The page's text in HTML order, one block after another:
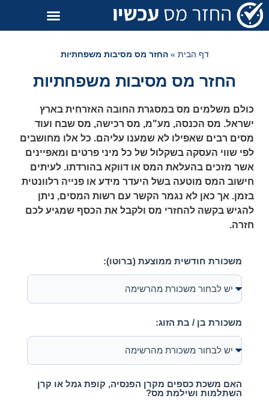
דף הבית »החזר מס מסיבות משפחתיות
החזר מס מסיבות משפחתיות
כולם משלמים מס במסגרת החובה האזרחית בארץ
ישראל. מס הכנסה, מע"מ, מס רכישה, מס שבח ועוד
מסים רבים שאפילו לא שמענו עליהם. כל אלו מחושבים
לפי שווי העסקה בשקלול של כל מיני פרטים ומאפיינים
אשר מזכים בהעלאת המס או דווקא בהורדתו. לעיתים
חישוב המס מוטעה בשל היעדר מידע או פנייה רלוונטית
בזמן. אך כאן לא נגמר הקשר עם רשות המסים, ניתן
להגיש בקשה להחזרי מס ולקבל את הכסף שמגיע לכם
חזרה.
משכורת חודשית ממוצעת (ברוטו):
משכורת בן / בת הזוג:
האם משכת כספים מקרן הפנסיה, קופת גמל או קרן
השתלמות ושילמת מס?